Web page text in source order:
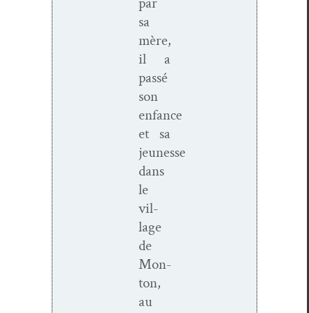
sa
mère,
il a
passé
son
enfance
et sa
jeunesse
dans
le
vil­
lage
de
Mon­
ton,
au